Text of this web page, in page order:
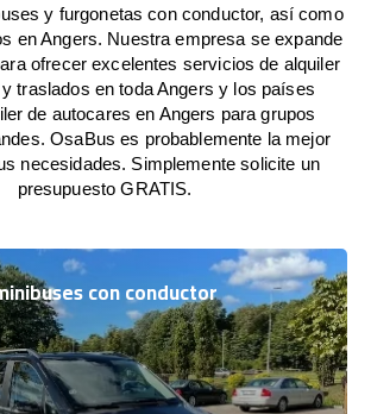
y furgonetas con conductor, así como
en Angers. Nuestra empresa se expande
ofrecer excelentes servicios de alquiler
traslados en toda Angers y los países
de autocares en Angers para grupos
OsaBus es probablemente la mejor
necesidades. Simplemente solicite un
presupuesto GRATIS.
con conductor